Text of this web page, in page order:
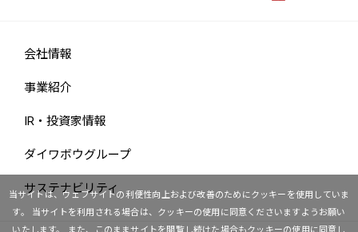
当サイトは、ウェブサイトの利便性向上および改善のためにクッキーを使用していま
す。
当サイトを利用される場合は、クッキーの使用に同意くださいますようお願い
会社情報
事業紹介
IR・投資家情報
ダイワボウグループ
サステナビリティ